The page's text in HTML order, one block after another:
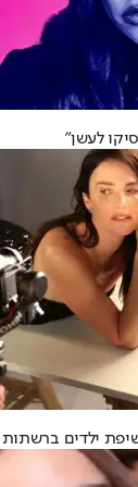
לעשן"
ילדים